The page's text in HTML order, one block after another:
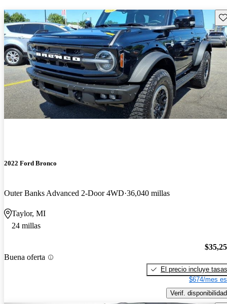
2022 Ford Bronco
Outer Banks Advanced 2-Door 4WD 36,040 millas
Taylor, MI
24 millas
Buena oferta
El precio incluye tasas
$674/mes
Verif. disponibilidad